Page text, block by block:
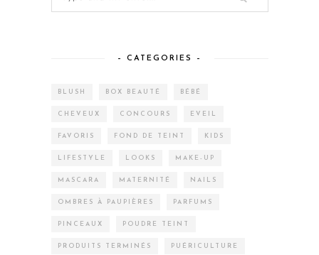
– CATEGORIES –
BLUSH BOX BEAUTÉ BÉBÉ
CHEVEUX CONCOURS EVEIL
FAVORIS FOND DE TEINT KIDS
LIFESTYLE LOOKS MAKE-UP
MASCARA MATERNITÉ NAILS
OMBRES À PAUPIÈRES PARFUMS
PINCEAUX POUDRE TEINT
PRODUITS TERMINÉS PUÉRICULTURE